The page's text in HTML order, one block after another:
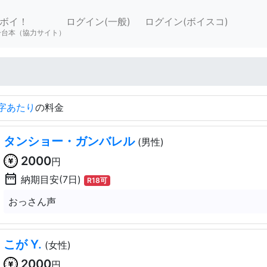
イ！
本（協力サイト）
ログイン(一般) ログイン(ボイスコ)
あたり の料金
タンショー・ガンバレル (男性)
2000円
date_range 納期目安(7日) R18可
おっさん声
こが Y. (女性)
2000